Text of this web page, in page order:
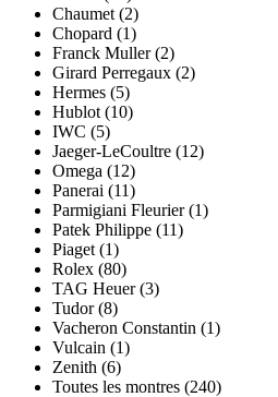
Chaumet (2)
Chopard (1)
Franck Muller (2)
Girard Perregaux (2)
Hermes (5)
Hublot (10)
IWC (5)
Jaeger-LeCoultre (12)
Omega (12)
Panerai (11)
Parmigiani Fleurier (1)
Patek Philippe (11)
Piaget (1)
Rolex (80)
TAG Heuer (3)
Tudor (8)
Vacheron Constantin (1)
Vulcain (1)
Zenith (6)
Toutes les montres (240)